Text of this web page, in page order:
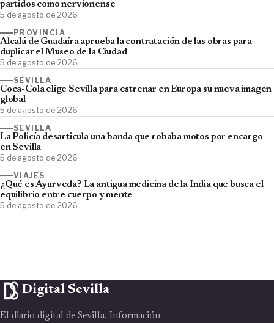
partidos como nervionense
5 de agosto de 2026
PROVINCIA
Alcalá de Guadaíra aprueba la contratación de las obras para
duplicar el Museo de la Ciudad
5 de agosto de 2026
SEVILLA
Coca-Cola elige Sevilla para estrenar en Europa su nueva imagen
global
5 de agosto de 2026
SEVILLA
La Policía desarticula una banda que robaba motos por encargo
en Sevilla
5 de agosto de 2026
VIAJES
¿Qué es Ayurveda? La antigua medicina de la India que busca el
equilibrio entre cuerpo y mente
5 de agosto de 2026
Digital Sevilla
El diario digital de Sevilla. Información